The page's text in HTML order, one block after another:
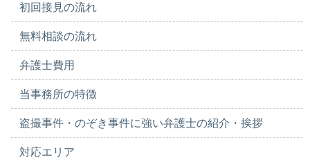
初回接見の流れ
無料相談の流れ
弁護士費用
当事務所の特徴
盗撮事件・のぞき事件に強い弁護士の紹介・挨拶
対応エリア